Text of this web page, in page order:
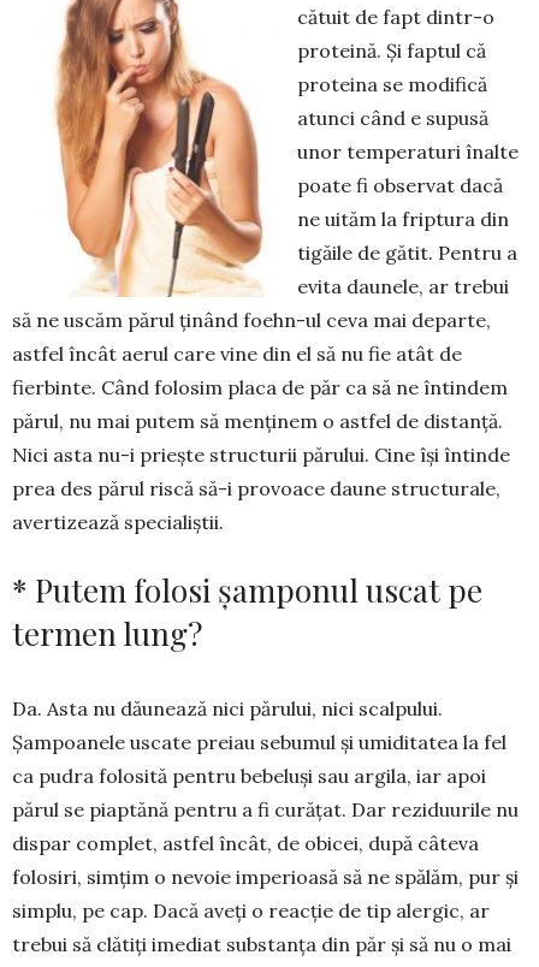
cătuit de fapt dintr-o
proteină. Și faptul că
proteina se modi­fică
atunci când e supusă
unor temperaturi înalte
poa­te fi observat dacă
ne uităm la friptura din
tigăile de gătit. Pentru a
evita dau­nele, ar trebui
să ne uscăm părul ținând foehn-ul ceva mai departe,
astfel încât aerul care vine din el să nu fie atât de
fierbinte. Când folosim placa de păr ca să ne întindem
părul, nu mai putem să menținem o astfel de distanță.
Nici asta nu-i priește structurii păr­ului. Cine își întinde
prea des părul riscă să-i provoace daune structurale,
avertizează specia­liștii.
* Putem folosi șamponul uscat pe
termen lung?
Da. Asta nu dăunează nici părului, nici scalpului.
Șampoanele uscate preiau sebumul și umiditatea la fel
ca pudra folosită pentru bebeluși sau ar­gila, iar apoi
părul se piaptănă pentru a fi curățat. Dar reziduurile nu
dispar complet, astfel încât, de obicei, după câteva
folosiri, simțim o nevoie im­pe­rioasă să ne spălăm, pur și
simplu, pe cap. Dacă aveți o reacție de tip alergic, ar
trebui să clătiți imediat substanța din păr și să nu o mai